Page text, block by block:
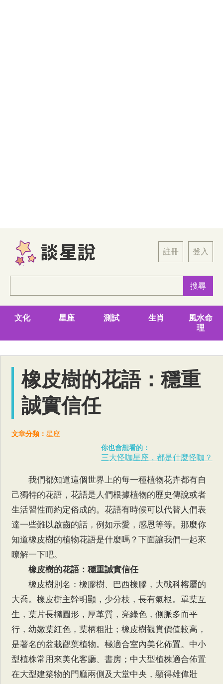
註冊 登入
文化 星座 測試 生肖
風水命
理
橡皮樹的花語：穩重
誠實信任
文章分類：星座
你也會想看的：
三大怪咖星座，都是什麼怪咖？
我們都知道這個世界上的每一種植物花卉都有自
己獨特的花語，花語是人們根據植物的歷史傳說或者
生活習性而約定俗成的。花語有時候可以代替人們表
達一些難以啟齒的話，例如示愛，感恩等等。那麼你
知道橡皮樹的植物花語是什麼嗎？下面讓我們一起來
瞭解一下吧。
橡皮樹的花語：穩重誠實信任
橡皮樹別名：橡膠樹、巴西橡膠，大戟科榕屬的
大喬。橡皮樹主幹明顯，少分枝，長有氣根。單葉互
生，葉片長橢圓形，厚革質，亮綠色，側脈多而平
行，幼嫩葉紅色，葉柄粗壯；橡皮樹觀賞價值較高，
是著名的盆栽觀葉植物。極適合室內美化佈置。中小
型植株常用來美化客廳、書房；中大型植株適合佈置
在大型建築物的門廳兩側及大堂中央，顯得雄偉壯